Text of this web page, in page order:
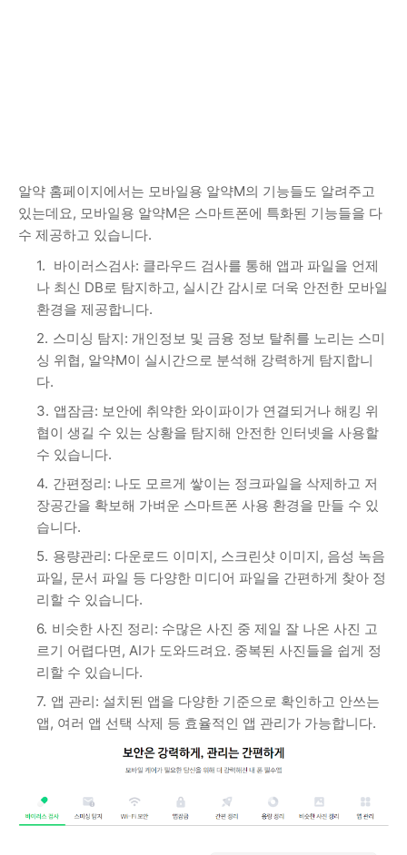
알약 홈페이지에서는 모바일용 알약M의 기능들도 알려주고
있는데요, 모바일용 알약M은 스마트폰에 특화된 기능들을 다
수 제공하고 있습니다.
바이러스검사: 클라우드 검사를 통해 앱과 파일을 언제
나 최신 DB로 탐지하고, 실시간 감시로 더욱 안전한 모바일
환경을 제공합니다.
스미싱 탐지: 개인정보 및 금융 정보 탈취를 노리는 스미
싱 위협, 알약M이 실시간으로 분석해 강력하게 탐지합니
다.
앱잠금: 보안에 취약한 와이파이가 연결되거나 해킹 위
협이 생길 수 있는 상황을 탐지해 안전한 인터넷을 사용할
수 있습니다.
간편정리: 나도 모르게 쌓이는 정크파일을 삭제하고 저
장공간을 확보해 가벼운 스마트폰 사용 환경을 만들 수 있
습니다.
용량관리: 다운로드 이미지, 스크린샷 이미지, 음성 녹음
파일, 문서 파일 등 다양한 미디어 파일을 간편하게 찾아 정
리할 수 있습니다.
비슷한 사진 정리: 수많은 사진 중 제일 잘 나온 사진 고
르기 어렵다면, AI가 도와드려요. 중복된 사진들을 쉽게 정
리할 수 있습니다.
앱 관리: 설치된 앱을 다양한 기준으로 확인하고 안쓰는
앱, 여러 앱 선택 삭제 등 효율적인 앱 관리가 가능합니다.